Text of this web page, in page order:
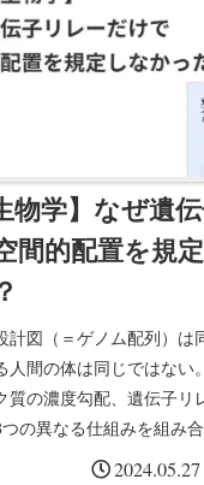
物学】なぜ遺
間的配置を規
計図（＝ゲノム配列）は
人間の体は同じではない
質の濃度勾配、遺伝子リ
の異なる仕組みを組み
の構造と機能を効果的に
2024.05.27